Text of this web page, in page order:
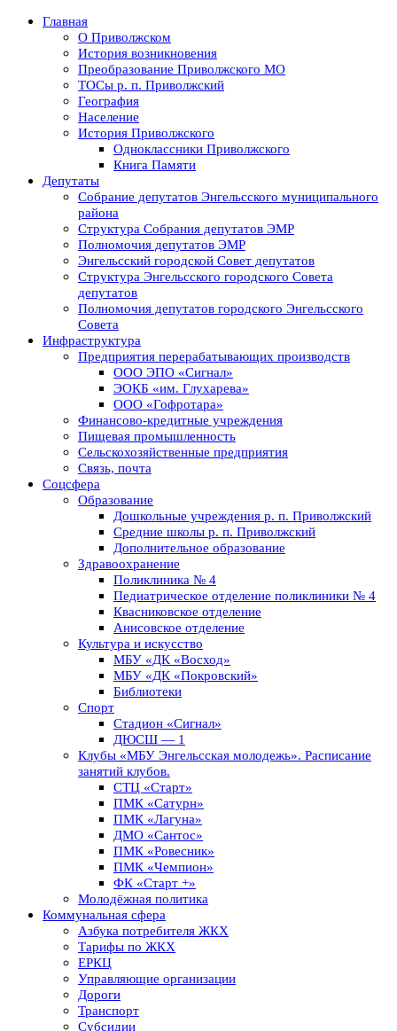
Главная
О Приволжском
История возникновения
Преобразование Приволжского МО
ТОСы р. п. Приволжский
География
Население
История Приволжского
Одноклассники Приволжского
Книга Памяти
Депутаты
Собрание депутатов Энгельсского муниципального
района
Структура Собрания депутатов ЭМР
Полномочия депутатов ЭМР
Энгельсский городской Совет депутатов
Структура Энгельсского городского Совета
депутатов
Полномочия депутатов городского Энгельсского
Совета
Инфраструктура
Предприятия перерабатывающих производств
ООО ЭПО «Сигнал»
ЭОКБ «им. Глухарева»
ООО «Гофротара»
Финансово-кредитные учреждения
Пищевая промышленность
Сельскохозяйственные предприятия
Связь, почта
Соцсфера
Образование
Дошкольные учреждения р. п. Приволжский
Средние школы р. п. Приволжский
Дополнительное образование
Здравоохранение
Поликлиника № 4
Педиатрическое отделение поликлиники № 4
Квасниковское отделение
Анисовское отделение
Культура и искусство
МБУ «ДК «Восход»
МБУ «ДК «Покровский»
Библиотеки
Спорт
Стадион «Сигнал»
ДЮСШ — 1
Клубы «МБУ Энгельсская молодежь». Расписание
занятий клубов.
СТЦ «Старт»
ПМК «Сатурн»
ПМК «Лагуна»
ДМО «Сантос»
ПМК «Ровесник»
ПМК «Чемпион»
ФК «Старт +»
Молодёжная политика
Коммунальная сфера
Азбука потребителя ЖКХ
Тарифы по ЖКХ
ЕРКЦ
Управляющие организации
Дороги
Транспорт
Субсидии